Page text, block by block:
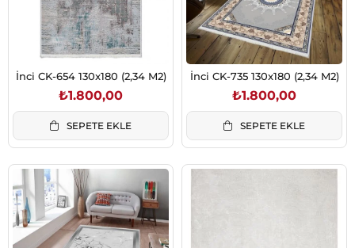
İnci CK-654 130x180 (2,34 M2)
₺1.800,00
SEPETE EKLE
İnci CK-735 130x180 (2,34 M2)
₺1.800,00
SEPETE EKLE